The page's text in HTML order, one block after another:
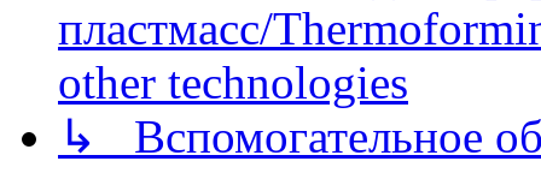
пластмасс/
other technologies
↳ Вспомогательное